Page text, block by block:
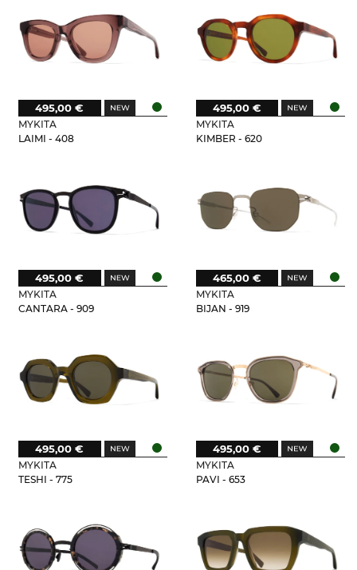
MYKITA
LAIMI - 408
495,00 €
MYKITA
KIMBER - 620
495,00 €
MYKITA
CANTARA - 909
495,00 €
MYKITA
BIJAN - 919
465,00 €
MYKITA
TESHI - 775
495,00 €
MYKITA
PAVI - 653
495,00 €